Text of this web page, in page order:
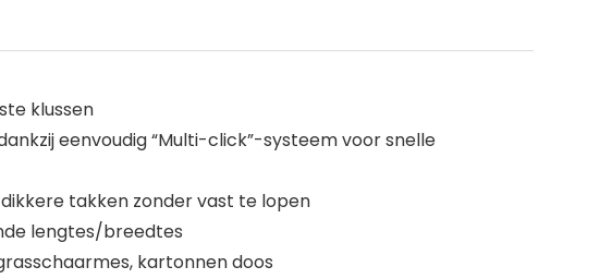
klussen
eenvoudig “Multi-click”-systeem voor snelle
takken zonder vast te lopen
lengtes/breedtes
grasschaarmes, kartonnen doos